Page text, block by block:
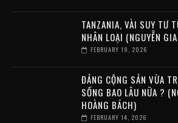
TANZANIA, VÀI SUY TƯ
NHÂN LOẠI (NGUYỄN
FEBRUARY 19, 2026
ĐẢNG CỘNG SẢN VỪA
SỐNG BAO LÂU NỮA ?
HOÀNG BÁCH)
FEBRUARY 14, 2026